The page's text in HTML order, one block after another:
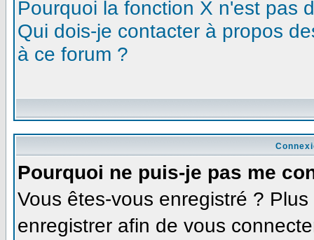
Pourquoi la fonction X n'est pas
Qui dois-je contacter à propos
à ce forum ?
Pourquoi ne puis-je pas me
Vous êtes-vous enregistré ?
enregistrer afin de vous